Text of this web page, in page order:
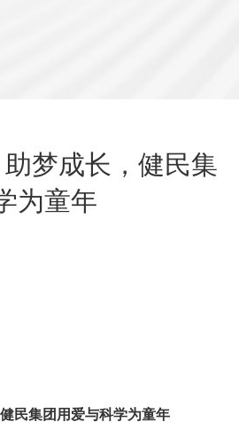
民集团用爱与科学为童年